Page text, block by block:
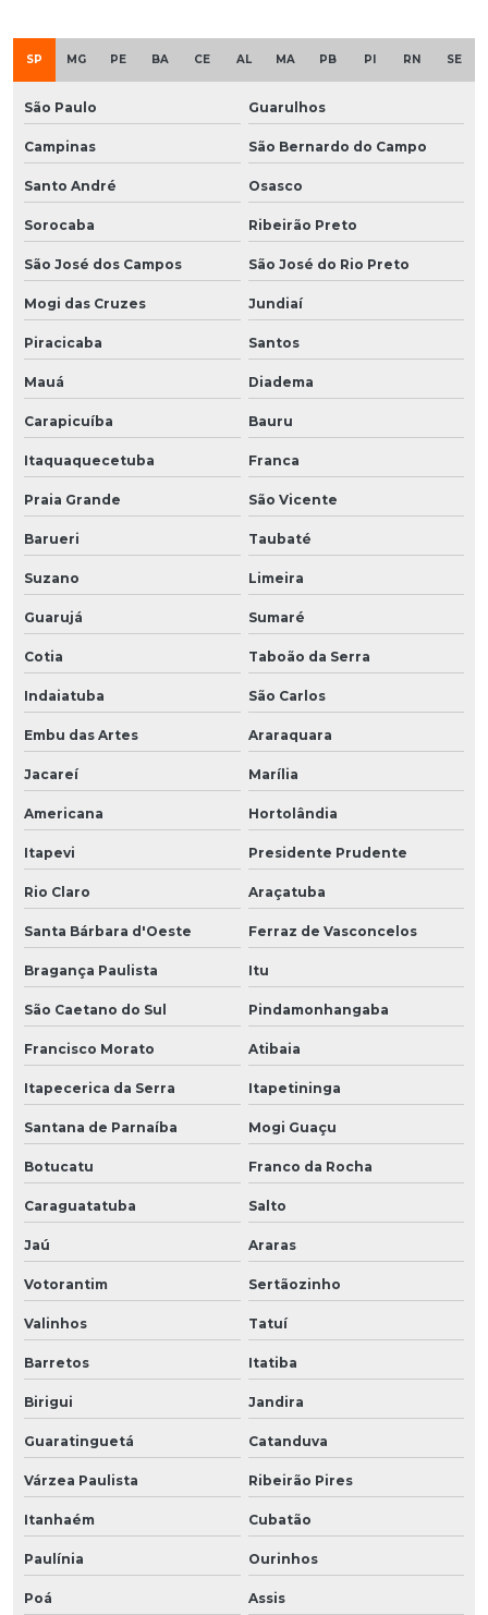
SP MG PE BA CE AL MA PB PI RN SE
São Paulo Guarulhos
Campinas São Bernardo do Campo
Santo André Osasco
Sorocaba Ribeirão Preto
São José dos Campos São José do Rio Preto
Mogi das Cruzes Jundiaí
Piracicaba Santos
Mauá Diadema
Carapicuíba Bauru
Itaquaquecetuba Franca
Praia Grande São Vicente
Barueri Taubaté
Suzano Limeira
Guarujá Sumaré
Cotia Taboão da Serra
Indaiatuba São Carlos
Embu das Artes Araraquara
Jacareí Marília
Americana Hortolândia
Itapevi Presidente Prudente
Rio Claro Araçatuba
Santa Bárbara d'Oeste Ferraz de Vasconcelos
Bragança Paulista Itu
São Caetano do Sul Pindamonhangaba
Francisco Morato Atibaia
Itapecerica da Serra Itapetininga
Santana de Parnaíba Mogi Guaçu
Botucatu Franco da Rocha
Caraguatatuba Salto
Jaú Araras
Votorantim Sertãozinho
Valinhos Tatuí
Barretos Itatiba
Birigui Jandira
Guaratinguetá Catanduva
Várzea Paulista Ribeirão Pires
Itanhaém Cubatão
Paulínia Ourinhos
Poá Assis